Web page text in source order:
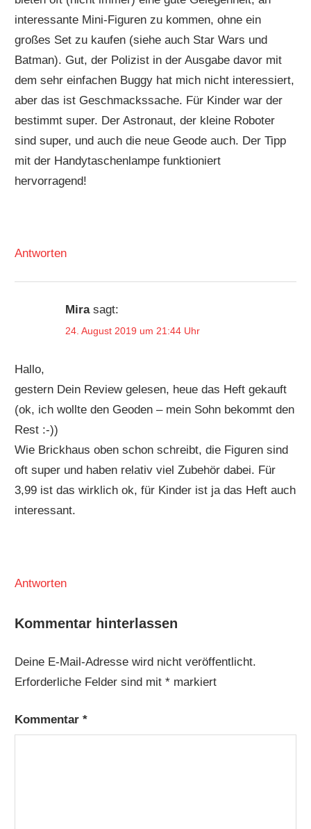
interessante Mini-Figuren zu kommen, ohne ein
großes Set zu kaufen (siehe auch Star Wars und
Batman). Gut, der Polizist in der Ausgabe davor mit
dem sehr einfachen Buggy hat mich nicht interessiert,
aber das ist Geschmackssache. Für Kinder war der
bestimmt super. Der Astronaut, der kleine Roboter
sind super, und auch die neue Geode auch. Der Tipp
mit der Handytaschenlampe funktioniert
hervorragend!
Antworten
Mira sagt:
24. August 2019 um 21:44 Uhr
Hallo,
gestern Dein Review gelesen, heue das Heft gekauft
(ok, ich wollte den Geoden – mein Sohn bekommt den
Rest :-))
Wie Brickhaus oben schon schreibt, die Figuren sind
oft super und haben relativ viel Zubehör dabei. Für
3,99 ist das wirklich ok, für Kinder ist ja das Heft auch
interessant.
Antworten
Kommentar hinterlassen
Deine E-Mail-Adresse wird nicht veröffentlicht.
Erforderliche Felder sind mit* markiert
Kommentar*